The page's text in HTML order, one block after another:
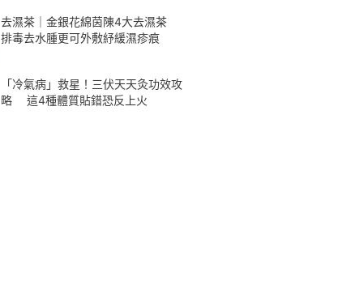
去濕茶｜金銀花綿茵陳4大去濕茶
排毒去水腫更可外敷紓緩濕疹痕
「冷氣病」救星！三伏天天灸功效攻
略 這4種體質貼錯恐反上火